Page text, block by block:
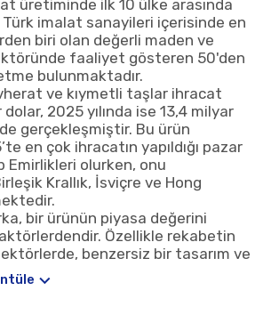
üretiminde ilk 10 ülke arasında
Türk imalat sanayileri içerisinde en
biri olan değerli maden ve
faaliyet gösteren 50'den
bulunmaktadır.
ve kıymetli taşlar ihracat
2025 yılında ise 13,4 milyar
gerçekleşmiştir. Bu ürün
en çok ihracatın yapıldığı pazar
Emirlikleri olurken, onu
Krallık, İsviçre ve Hong
bir ürünün piyasa değerini
Özellikle rekabetin
benzersiz bir tasarım ve
ürünün rakiplerinden
Tasarım, işlevsellik ve estetik